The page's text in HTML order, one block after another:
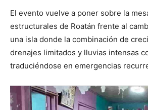
El evento vuelve a poner sobre la
estructurales de Roatán frente al
una isla donde la combinación de
drenajes limitados y lluvias intensas
traduciéndose en emergencias